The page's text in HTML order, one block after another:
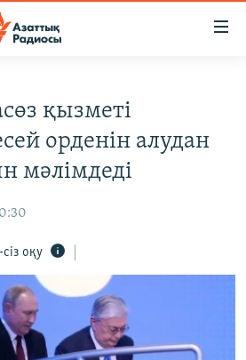
қызметі
орденін алудан
мәлімдеді
оқу